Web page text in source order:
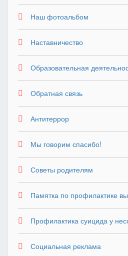
Наш фотоальбом
Наставничество
Образовательная
Обратная связь
Антитеррор
Мы говорим спасибо!
Советы родителям
Памятка по профилактике
Профилактика суицида у
Социальная реклама